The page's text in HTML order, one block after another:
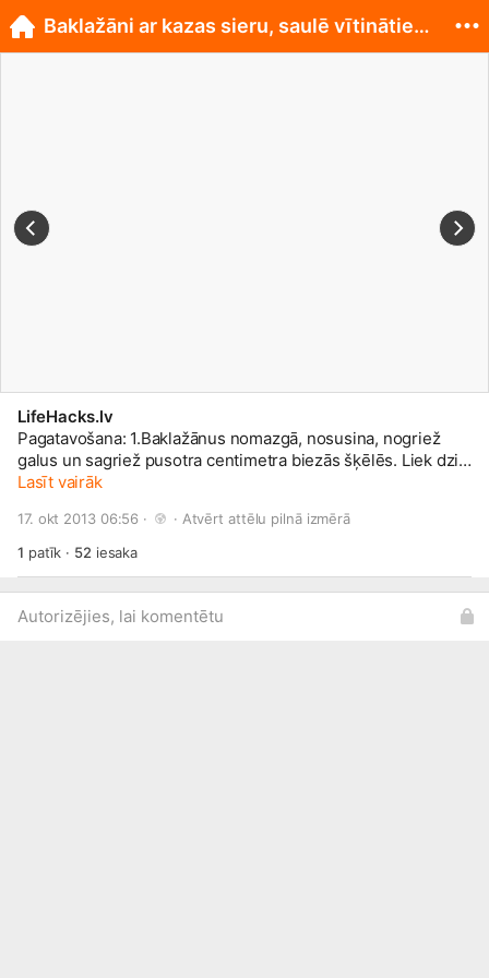
LifeHacks.lv
Pagatavošana: 1.Baklažānus nomazgā, nosusina, nogriež
galus un sagriež pusotra centimetra biezās šķēlēs. Liek dziļā
bļodā, apkaisa ar sāli, labi izmaisa, lai sāls vienmērīgi tiktu
Lasīt vairāk
17. okt 2013 06:56 · · Atvērt attēlu pilnā izmērā
1 patīk · 52 iesaka
Autorizējies, lai komentētu
Baklažāni ar kazas sieru, saulē vītinātiem tomātie